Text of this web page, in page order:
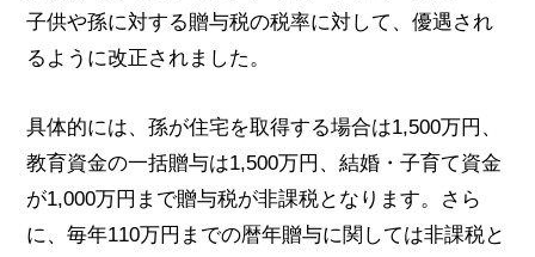
子供や孫に対する贈与税の税率に対して、優遇され
るように改正されました。
具体的には、孫が住宅を取得する場合は1,500万円、
教育資金の一括贈与は1,500万円、結婚・子育て資金
が1,000万円まで贈与税が非課税となります。さら
に、毎年110万円までの暦年贈与に関しては非課税と